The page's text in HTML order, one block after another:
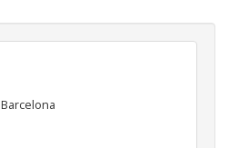
Barcelona